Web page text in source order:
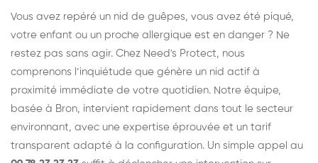
Vous avez repéré un nid de guêpes, vous avez été piqué,
votre enfant ou un proche allergique est en danger ? Ne
restez pas sans agir. Chez Need's Protect, nous
comprenons l’inquiétude que génère un nid actif à
proximité immédiate de votre quotidien. Notre équipe,
basée à Bron, intervient rapidement dans tout le secteur
environnant, avec une expertise éprouvée et un tarif
transparent adapté à la configuration. Un simple appel au